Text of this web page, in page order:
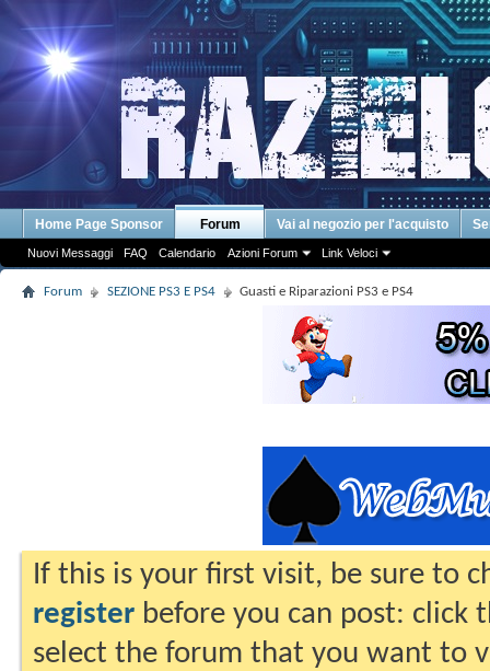
Home Page Sponsor Forum
Nuovi Messaggi FAQ Calendario Azioni Forum Link Veloci
Vai al negozio per l'acquisto
Forum SEZIONE PS3 E PS4 Guasti e Riparazioni PS3 e PS4
If this is your first visit, be sure to
register before you can post: click
select the forum that you want to